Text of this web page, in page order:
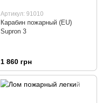
Артикул: 91010
Карабин пожарный (EU)
Supron 3
1 860 грн